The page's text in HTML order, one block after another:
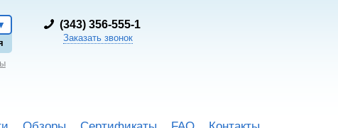
(343) 356-555-1
Заказать звонок